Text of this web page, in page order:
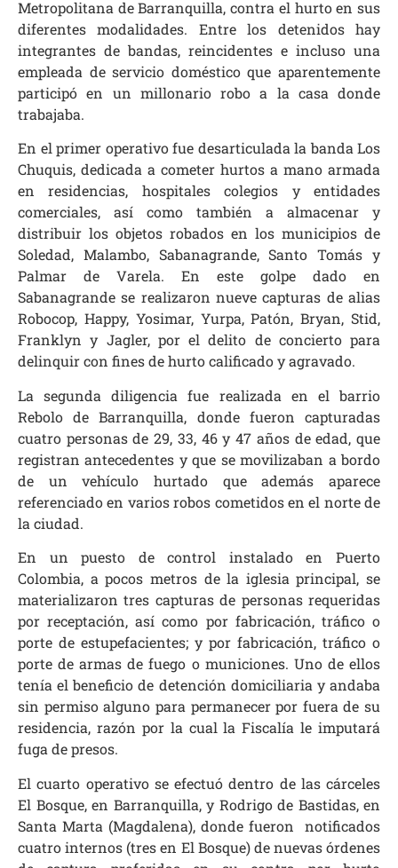
Metropolitana de Barranquilla, contra el hurto en sus
diferentes modalidades. Entre los detenidos hay
integrantes de bandas, reincidentes e incluso una
empleada de servicio doméstico que aparentemente
participó en un millonario robo a la casa donde
trabajaba.
En el primer operativo fue desarticulada la banda Los
Chuquis, dedicada a cometer hurtos a mano armada
en residencias, hospitales colegios y entidades
comerciales, así como también a almacenar y
distribuir los objetos robados en los municipios de
Soledad, Malambo, Sabanagrande, Santo Tomás y
Palmar de Varela. En este golpe dado en
Sabanagrande se realizaron nueve capturas de alias
Robocop, Happy, Yosimar, Yurpa, Patón, Bryan, Stid,
Franklyn y Jagler, por el delito de concierto para
delinquir con fines de hurto calificado y agravado.
La segunda diligencia fue realizada en el barrio
Rebolo de Barranquilla, donde fueron capturadas
cuatro personas de 29, 33, 46 y 47 años de edad, que
registran antecedentes y que se movilizaban a bordo
de un vehículo hurtado que además aparece
referenciado en varios robos cometidos en el norte de
la ciudad.
En un puesto de control instalado en Puerto
Colombia, a pocos metros de la iglesia principal, se
materializaron tres capturas de personas requeridas
por receptación, así como por fabricación, tráfico o
porte de estupefacientes; y por fabricación, tráfico o
porte de armas de fuego o municiones. Uno de ellos
tenía el beneficio de detención domiciliaria y andaba
sin permiso alguno para permanecer por fuera de su
residencia, razón por la cual la Fiscalía le imputará
fuga de presos.
El cuarto operativo se efectuó dentro de las cárceles
El Bosque, en Barranquilla, y Rodrigo de Bastidas, en
Santa Marta (Magdalena), donde fueron notificados
cuatro internos (tres en El Bosque) de nuevas órdenes